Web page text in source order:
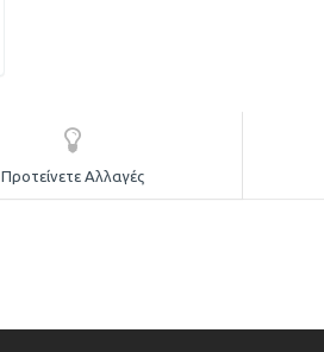
Προτείνετε Αλλαγές